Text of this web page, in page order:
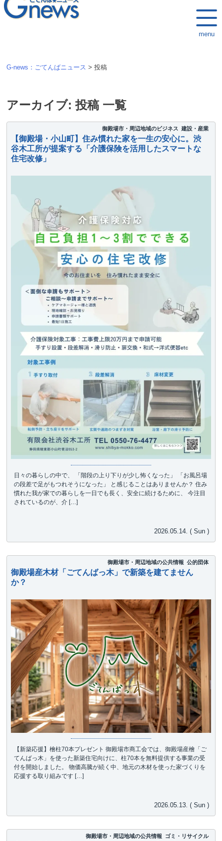
menu
G-news：ごてんばニュース > 投稿
アーカイブ:投稿一覧
御殿場市・周辺地域のビジネス 建設・産業
【御殿場・小山町】住み慣れた家を一生の安心に。渋
谷木工所が提案する「介護保険を活用したスマートな
住宅改修」
日々の暮らしの中で、 「階段の上り下りが少し怖くなった」 「お風呂場
の段差で足がもつれそうになった」 と感じることはありませんか？ 住み
慣れた我が家での暮らしを一日でも長く、安全に続けるために、 今注目
されているのが、介 […]
2026.05.14. ( Sun )
御殿場市・周辺地域の公共情報 公的団体
御殿場産木材「ごてんばっ木」で新築を建てません
か？
【新築応援】檜柱70本プレゼント 御殿場市商工会では、御殿場産檜「ご
てんばっ木」を使った新築住宅向けに、柱70本を無料提供する事業の受
付を開始しました。 物価高騰が続く中、地元の木材を使った家づくりを
応援する取り組みです […]
2026.05.13. ( Sun )
御殿場市・周辺地域の公共情報 ゴミ・リサイクル